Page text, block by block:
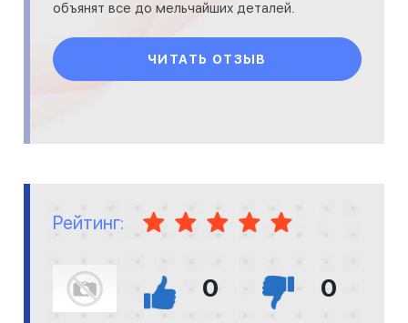
объянят все до мельчайших деталей.
ЧИТАТЬ ОТЗЫВ
Рейтинг:
0 0